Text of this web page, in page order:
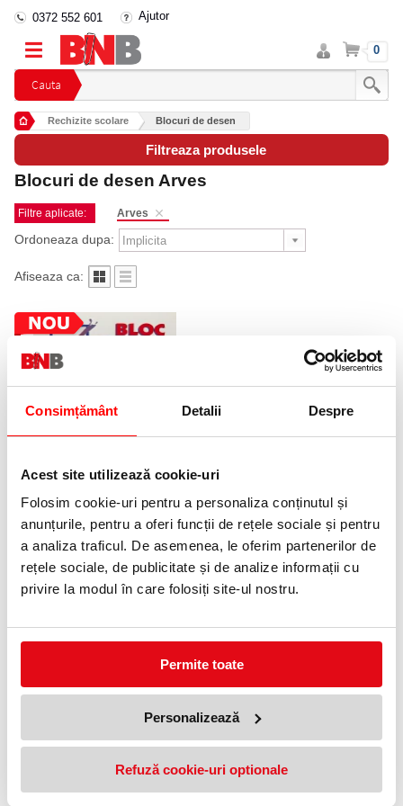
Consimțământ Detalii Despre
Acest site utilizează cookie-uri
Folosim cookie-uri pentru a personaliza conținutul și
anunțurile, pentru a oferi funcții de rețele sociale și pentru
a analiza traficul. De asemenea, le oferim partenerilor de
rețele sociale, de publicitate și de analize informații cu
privire la modul în care folosiți site-ul nostru.
Permite toate
Personalizează
Refuză cookie-uri optionale
Cauta
0372 552 601 Ajutor
Intra
in
cont
Cos 0
Rechizite scolare Blocuri de desen
Filtreaza produsele
Blocuri de desen Arves
Filtre aplicate: Arves
Ordoneaza dupa:
Afiseaza ca:
5,99 lei
NOUTATI
OFERTE
Bloc desen, A3, 80g, mono,
Arves